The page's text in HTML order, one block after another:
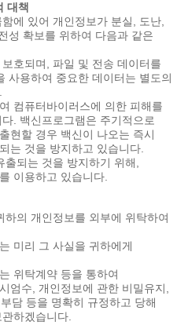
대책
에 있어 개인정보가 분실, 도난,
성 확보를 위하여 다음과 같은
호되며, 파일 및 전송 데이터를
사용하여 중요한 데이터는 별도의
컴퓨터바이러스에 의한 피해를
. 백신프로그램은 주기적으로
현할 경우 백신이 나오는 즉시
는 것을 방지하고 있습니다.
출되는 것을 방지하기 위해,
이용하고 있습니다.
의 개인정보를 외부에 위탁하여
미리 그 사실을 귀하에게
위탁계약 등을 통하여
엄수, 개인정보에 관한 비밀유지,
담 등을 명확히 규정하고 당해
하겠습니다.